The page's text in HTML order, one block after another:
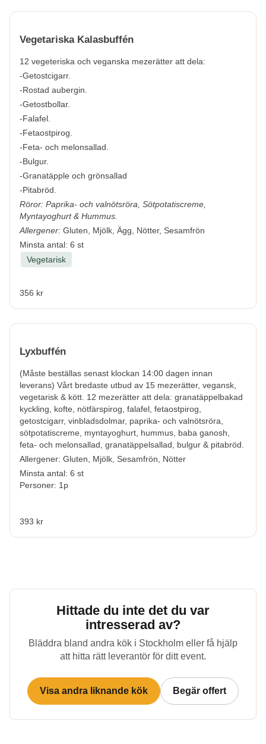
Vegetariska Kalasbuffén
12 vegeteriska och veganska mezerätter att dela:
-Getostcigarr.
-Rostad aubergin.
-Getostbollar.
-Falafel.
-Fetaostpirog.
-Feta- och melonsallad.
-Bulgur.
-Granatäpple och grönsallad
-Pitabröd.
Röror: Paprika- och valnötsröra, Sötpotatiscreme,
Myntayoghurt & Hummus.
Allergener: Gluten, Mjölk, Ägg, Nötter, Sesamfrön
Minsta antal: 6 st
Vegetarisk
356 kr
Lyxbuffén
(Måste beställas senast klockan 14:00 dagen innan
leverans) Vårt bredaste utbud av 15 mezerätter, vegansk,
vegetarisk & kött. 12 mezerätter att dela: granatäppelbakad
kyckling, kofte, nötfärspirog, falafel, fetaostpirog,
getostcigarr, vinbladsdolmar, paprika- och valnötsröra,
sötpotatiscreme, myntayoghurt, hummus, baba ganosh,
feta- och melonsallad, granatäppelsallad, bulgur & pitabröd.
Allergener: Gluten, Mjölk, Sesamfrön, Nötter
Minsta antal: 6 st
Personer: 1p
393 kr
Hittade du inte det du var
intresserad av?
Bläddra bland andra kök i Stockholm eller få hjälp
att hitta rätt leverantör för ditt event.
Visa andra liknande kök Begär offert